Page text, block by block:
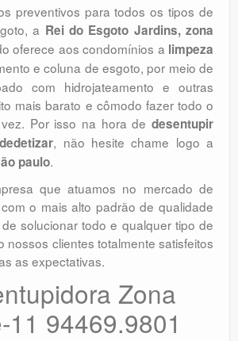
preventivos para todos os tipos de
a Rei do Esgoto Jardins, zona
oferece aos condomínios a limpeza
e coluna de esgoto, por meio de
com hidrojateamento e outras
mais barato e cômodo fazer todo o
Por isso na hora de desentupir
dedetizar, não hesite chame logo a
paulo.
que atuamos no mercado de
o mais alto padrão de qualidade
solucionar todo e qualquer tipo de
nossos clientes totalmente satisfeitos
as expectativas.
Zona
11 94469.9801